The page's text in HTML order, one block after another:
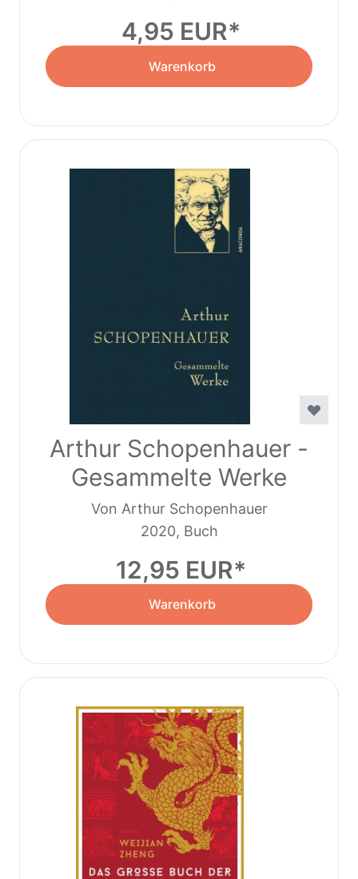
4,95 EUR
Warenkorb
Arthur Schopenhauer -
Gesammelte Werke
Von Arthur Schopenhauer
2020, Buch
12,95 EUR
Warenkorb